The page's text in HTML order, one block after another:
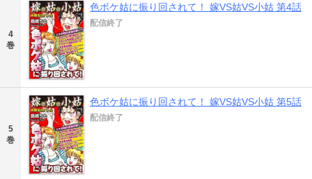
4
巻
色ボケ姑に振り回されて！ 嫁VS姑VS小姑 第4話
配信終了
5
巻
色ボケ姑に振り回されて！ 嫁VS姑VS小姑 第5話
配信終了